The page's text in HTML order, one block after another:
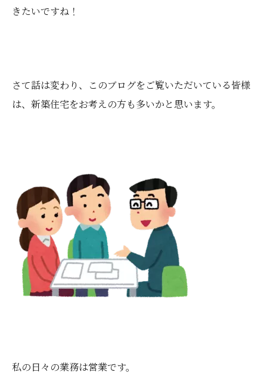
きたいですね！
さて話は変わり、
このブログをご覧いただいている皆様
は、新築住宅をお考えの方も多いかと思います。
私の日々の業務は営業です。